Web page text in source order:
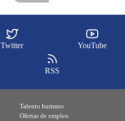
Twitter YouTube
RSS
Talento humano
Ofertas de empleo